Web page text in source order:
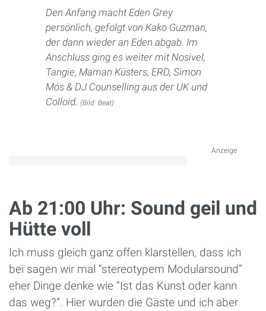
Den Anfang macht Eden Grey
persönlich, gefolgt von Kako Guzman,
der dann wieder an Eden abgab. Im
Anschluss ging es weiter mit Nosivel,
Tangie, Maman Küsters, ERD, Simon
Mós & DJ Counselling aus der UK und
Colloid. (Bild: Beat)
Anzeige
Ab 21:00 Uhr: Sound geil und
Hütte voll
Ich muss gleich ganz offen klarstellen, dass ich
bei sagen wir mal “stereotypem Modularsound”
eher Dinge denke wie “Ist das Kunst oder kann
das weg?”. Hier wurden die Gäste und ich aber